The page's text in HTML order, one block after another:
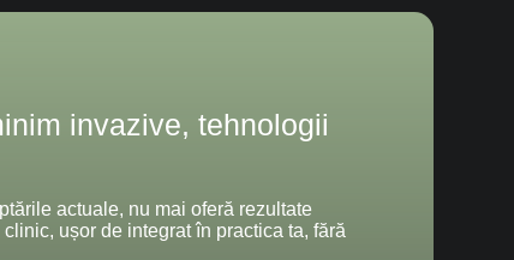
invazive, tehnologii
actuale, nu mai oferă rezultate
ușor de integrat în practica ta, fără